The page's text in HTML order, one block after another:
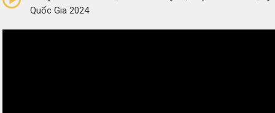
Quốc Gia 2024